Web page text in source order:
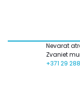
Nevarat
Zvaniet
+371 29